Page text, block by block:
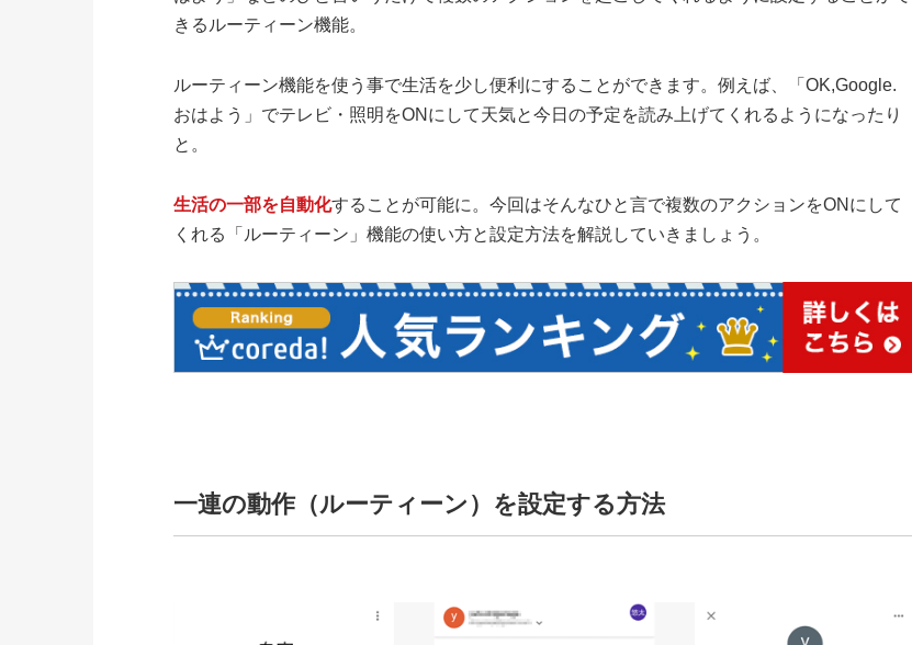
きるルーティーン機能。
ルーティーン機能を使う事で生活を少し便利にすることができます。例えば、「OK,Google.
おはよう」でテレビ・照明をONにして天気と今日の予定を読み上げてくれるようになったり
と。
生活の一部を自動化することが可能に。今回はそんなひと言で複数のアクションをONにして
くれる「ルーティーン」機能の使い方と設定方法を解説していきましょう。
一連の動作（ルーティーン）を設定する方法